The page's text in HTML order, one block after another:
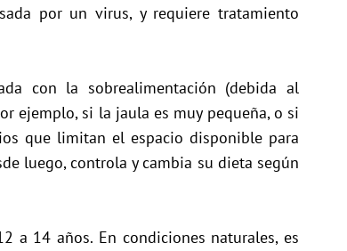
por un virus, y requiere tratamiento
con la sobrealimentación (debida al
ejemplo, si la jaula es muy pequeña, o si
que limitan el espacio disponible para
luego, controla y cambia su dieta según
a 14 años. En condiciones naturales, es